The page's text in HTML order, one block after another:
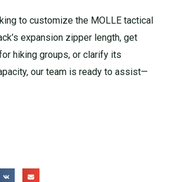
to customize the MOLLE tactical
expansion zipper length, get
hiking groups, or clarify its
our team is ready to assist—